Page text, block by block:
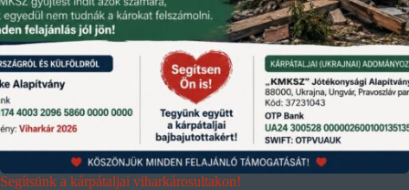
Segítsünk a kárpátaljai viharkárosultakon!